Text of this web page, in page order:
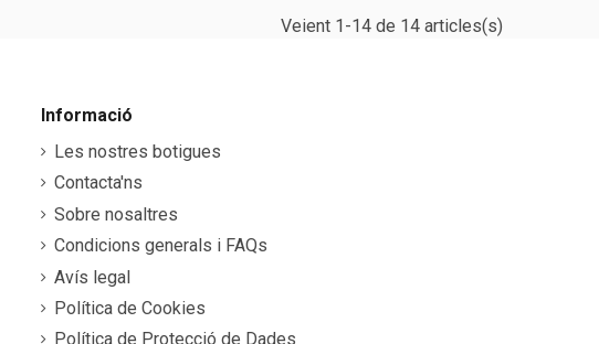
Veient 1-14 de 14 articles(s)
Informació
Les nostres botigues
Contacta'ns
Sobre nosaltres
Condicions generals i FAQs
Avís legal
Política de Cookies
Política de Protecció de Dades